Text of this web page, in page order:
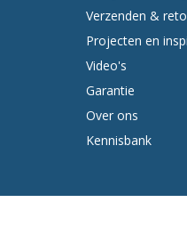
Verzenden &
Projecten en
Video's
Garantie
Over ons
Kennisbank